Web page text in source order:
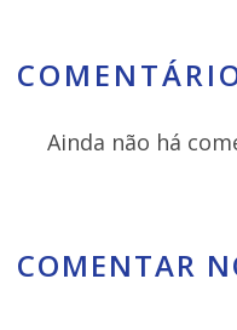
Ainda não há
COMENTAR